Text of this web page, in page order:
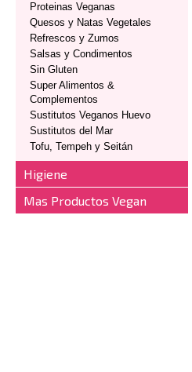
Proteinas Veganas
Quesos y Natas Vegetales
Refrescos y Zumos
Salsas y Condimentos
Sin Gluten
Super Alimentos &
Complementos
Sustitutos Veganos Huevo
Sustitutos del Mar
Tofu, Tempeh y Seitán
Higiene
Mas Productos Vegan